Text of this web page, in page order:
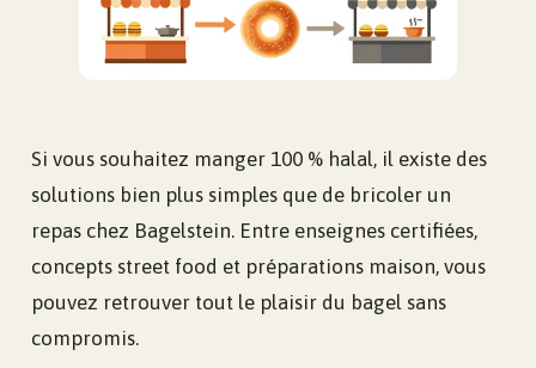
Si vous souhaitez manger 100 % halal, il existe des
solutions bien plus simples que de bricoler un
repas chez Bagelstein. Entre enseignes certifiées,
concepts street food et préparations maison, vous
pouvez retrouver tout le plaisir du bagel sans
compromis.